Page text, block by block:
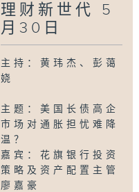
理财新世代 5
月30日
主持：黄玮杰、彭蔼
娆
主题：美国长债高企
市场对通胀担忧难降
温？
嘉宾：花旗银行投资
策略及资产配置主管
廖嘉豪